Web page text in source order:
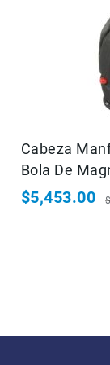
Cabeza
Bola De
Precio
$5,453.00